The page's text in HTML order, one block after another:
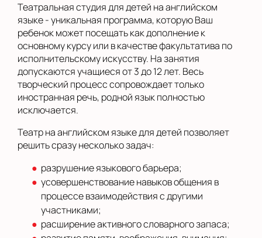
Театральная студия для детей на английском
языке - уникальная программа, которую Ваш
ребенок может посещать как дополнение к
основному курсу или в качестве факультатива по
исполнительскому искусству. На занятия
допускаются учащиеся от 3 до 12 лет. Весь
творческий процесс сопровождает только
иностранная речь, родной язык полностью
исключается.
Театр на английском языке для детей позволяет
решить сразу несколько задач:
разрушение языкового барьера;
усовершенствование навыков общения в
процессе взаимодействия с другими
участниками;
расширение активного словарного запаса;